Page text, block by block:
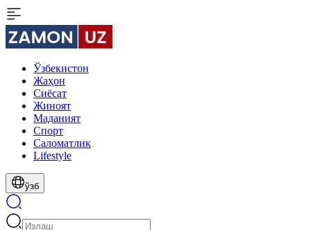
Ўзбекистон
Жаҳон
Сиёсат
Жиноят
Маданият
Спорт
Cаломатлик
Lifestyle
ўзб